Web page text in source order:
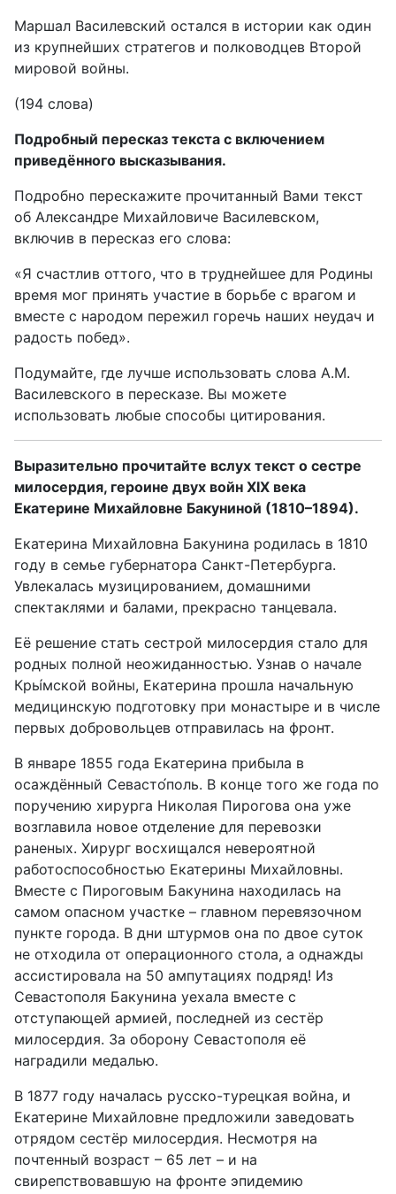
Маршал Василевский остался в истории как один
из крупнейших стратегов и полководцев Второй
мировой войны.
(194 слова)
Подробный пересказ текста с включением
приведённого высказывания.
Подробно перескажите прочитанный Вами текст
об Александре Михайловиче Василевском,
включив в пересказ его слова:
«Я счастлив оттого, что в труднейшее для Родины
время мог принять участие в борьбе с врагом и
вместе с народом пережил горечь наших неудач и
радость побед».
Подумайте, где лучше использовать слова А.М.
Василевского в пересказе. Вы можете
использовать любые способы цитирования.
Выразительно прочитайте вслух текст о сестре
милосердия, героине двух войн XIX века
Екатерине Михайловне Бакуниной (1810–1894).
Екатерина Михайловна Бакунина родилась в 1810
году в семье губернатора Санкт-Петербурга.
Увлекалась музицированием, домашними
спектаклями и балами, прекрасно танцевала.
Её решение стать сестрой милосердия стало для
родных полной неожиданностью. Узнав о начале
Кры́мской войны, Екатерина прошла начальную
медицинскую подготовку при монастыре и в числе
первых добровольцев отправилась на фронт.
В январе 1855 года Екатерина прибыла в
осаждённый Севасто́поль. В конце того же года по
поручению хирурга Николая Пирогова она уже
возглавила новое отделение для перевозки
раненых. Хирург восхищался невероятной
работоспособностью Екатерины Михайловны.
Вместе с Пироговым Бакунина находилась на
самом опасном участке – главном перевязочном
пункте города. В дни штурмов она по двое суток
не отходила от операционного стола, а однажды
ассистировала на 50 ампутациях подряд! Из
Севастополя Бакунина уехала вместе с
отступающей армией, последней из сестёр
милосердия. За оборону Севастополя её
наградили медалью.
В 1877 году началась русско-турецкая война, и
Екатерине Михайловне предложили заведовать
отрядом сестёр милосердия. Несмотря на
почтенный возраст – 65 лет – и на
свирепствовавшую на фронте эпидемию